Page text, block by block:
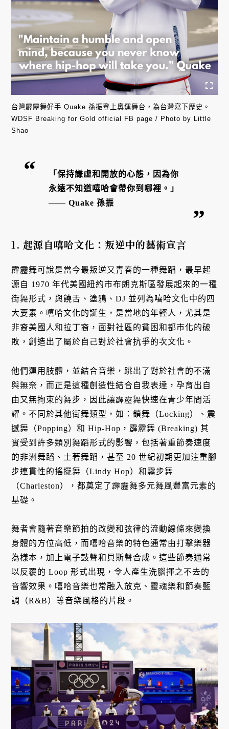
台灣霹靂舞好手 Quake 孫振登上奧運舞台，為台灣寫下歷史。
WDSF Breaking for Gold official FB page / Photo by Little
Shao
「保持謙虛和開放的心態，因為你
永遠不知道嘻哈會帶你到哪裡。」
—— Quake 孫振
1. 起源自嘻哈文化：叛逆中的藝術宣言
霹靂舞可說是當今最叛逆又青春的一種舞蹈，最早起
源自 1970 年代美國紐約市布朗克斯區發展起來的一種
街舞形式，與饒舌、塗鴉、DJ 並列為嘻哈文化中的四
大要素。嘻哈文化的誕生，是當地的年輕人，尤其是
非裔美國人和拉丁裔，面對社區的貧困和都市化的破
敗，創造出了屬於自己對於社會抗爭的次文化。
他們運用肢體，並結合音樂，跳出了對於社會的不滿
與無奈，而正是這種創造性結合自我表達，孕育出自
由又無拘束的舞步，因此讓霹靂舞快速在青少年間活
耀。不同於其他街舞類型，如：鎖舞（Locking）、震
撼舞（Popping）和 Hip-Hop，霹靂舞 (Breaking) 其
實受到許多類別舞蹈形式的影響，包括著重節奏速度
的非洲舞蹈、土著舞蹈，甚至 20 世紀初期更加注重腳
步連貫性的搖擺舞（Lindy Hop）和霧步舞
（Charleston），都奠定了霹靂舞多元舞風豐富元素的
基礎。
舞者會隨著音樂節拍的改變和弦律的流動線條來變換
身體的方位高低，而嘻哈音樂的特色通常由打擊樂器
為樣本，加上電子鼓聲和貝斯聲合成。這些節奏通常
以反覆的 Loop 形式出現，令人產生洗腦揮之不去的
音響效果。嘻哈音樂也常融入放克、靈魂樂和節奏藍
調（R&B）等音樂風格的片段。